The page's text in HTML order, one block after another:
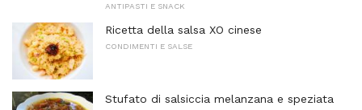
ANTIPASTI E SNACK
Ricetta della salsa XO cinese
CONDIMENTI E SALSE
Stufato di salsiccia melanzana e speziata